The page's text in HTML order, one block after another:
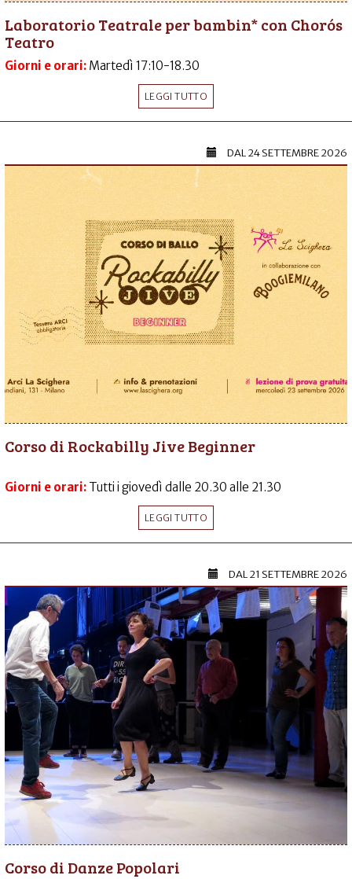
Laboratorio Teatrale per bambin* con Chorós
Teatro
Giorni e orari: Martedì 17:10-18.30
LEGGI TUTTO
DAL24 SETTEMBRE 2026
Corso di Rockabilly Jive Beginner
Giorni e orari: Tutti i giovedì dalle 20.30 alle 21.30
LEGGI TUTTO
DAL21 SETTEMBRE 2026
Corso di Danze Popolari